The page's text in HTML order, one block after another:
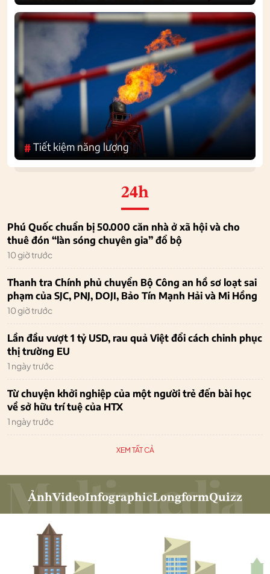
#Tiết kiệm năng lượng
24h
Phú Quốc chuẩn bị 50.000 căn nhà ở xã hội và cho
thuê đón “làn sóng chuyên gia” đổ bộ
10 giờ trước
Thanh tra Chính phủ chuyển Bộ Công an hồ sơ loạt sai
phạm của SJC, PNJ, DOJI, Bảo Tín Mạnh Hải và Mi Hồng
10 giờ trước
Lần đầu vượt 1 tỷ USD, rau quả Việt đổi cách chinh phục
thị trường EU
1 ngày trước
Từ chuyện khởi nghiệp của một người trẻ đến bài học
về sở hữu trí tuệ của HTX
1 ngày trước
XEM TẤT CẢ
ẢnhVideoInfographicLongformQuizz